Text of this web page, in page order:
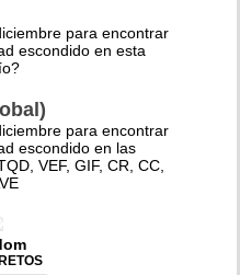
para encontrar
escondido en esta
para encontrar
escondido en las
VEF, GIF, CR, CC,